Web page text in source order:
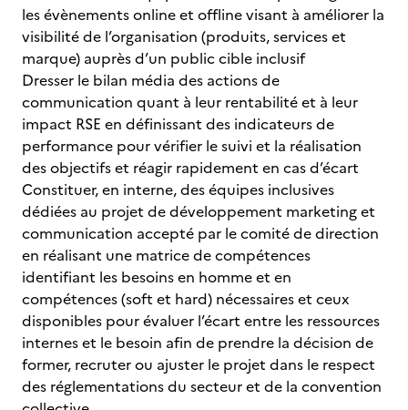
les évènements online et offline visant à améliorer la
visibilité de l’organisation (produits, services et
marque) auprès d’un public cible inclusif
Dresser le bilan média des actions de
communication quant à leur rentabilité et à leur
impact RSE en définissant des indicateurs de
performance pour vérifier le suivi et la réalisation
des objectifs et réagir rapidement en cas d’écart
Constituer, en interne, des équipes inclusives
dédiées au projet de développement marketing et
communication accepté par le comité de direction
en réalisant une matrice de compétences
identifiant les besoins en homme et en
compétences (soft et hard) nécessaires et ceux
disponibles pour évaluer l’écart entre les ressources
internes et le besoin afin de prendre la décision de
former, recruter ou ajuster le projet dans le respect
des réglementations du secteur et de la convention